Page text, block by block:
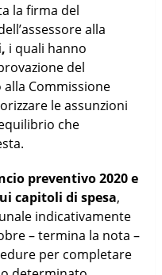
la firma del
alla
i quali hanno
del
Commissione
le assunzioni
che
preventivo 2020 e
capitoli di spesa,
indicativamente
– termina la nota –
per completare